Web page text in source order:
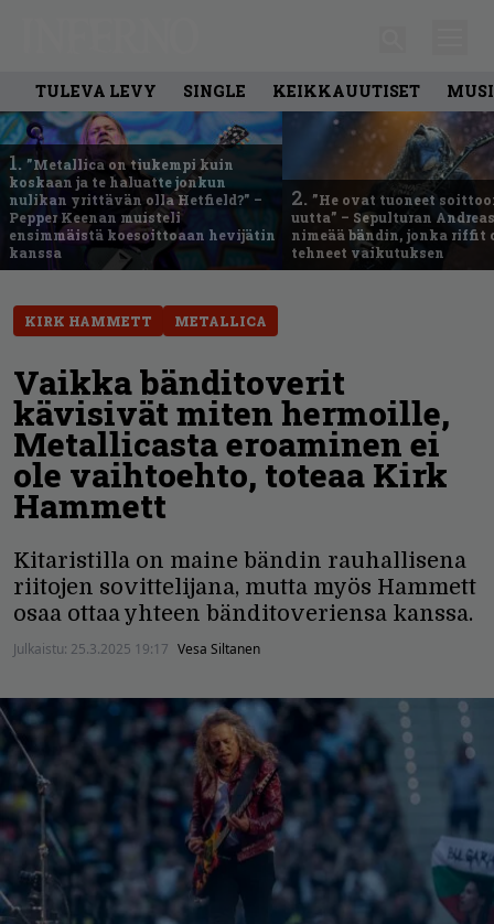
TULEVA LEVY SINGLE KEIKKAUUTISET
1. ”Metallica on tiukempi kuin
koskaan ja te haluatte jonkun
nulikan yrittävän olla Hetfield?” –
Pepper Keenan muisteli
ensimmäistä koesoittoaan hevijätin
kanssa
2. ”He ovat tuoneet
uutta” – Sepulturan
nimeää bändin, jonka riffit
tehneet vaikutuksen
KIRK HAMMETT METALLICA
Vaikka bänditoverit
kävisivät miten hermoille,
Metallicasta eroaminen ei
ole vaihtoehto, toteaa Kirk
Hammett
Kitaristilla on maine bändin rauhallisena
riitojen sovittelijana, mutta myös Hammett
osaa ottaa yhteen bänditoveriensa kanssa.
Julkaistu: 25.3.2025 19:17 Vesa Siltanen